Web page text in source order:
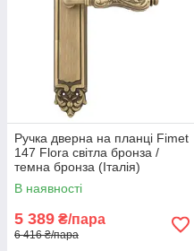
Ручка дверна на планці Fimet
147 Flora світла бронза /
темна бронза (Італія)
В наявності
5 389 ₴/пара
6 416 ₴/пара